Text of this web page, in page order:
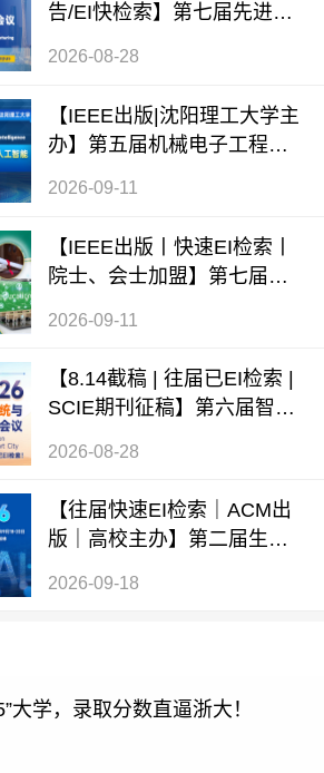
告/EI快检索】第七届先进材
2026-08-28
【IEEE出版|沈阳理工大学主
办】第五届机械电子工程与
2026-09-11
【IEEE出版丨快速EI检索丨
院士、会士加盟】第七届现
术会议 (ICMEIM 2026)
2026-09-11
【8.14截稿 | 往届已EI检索 |
SCIE期刊征稿】第六届智能
术会议（ITSSC 2026）
2026-08-28
【往届快速EI检索｜ACM出
版｜高校主办】第二届生成
术会议 (GAIDMA 2026)
2026-09-18
大学，录取分数直逼浙大！